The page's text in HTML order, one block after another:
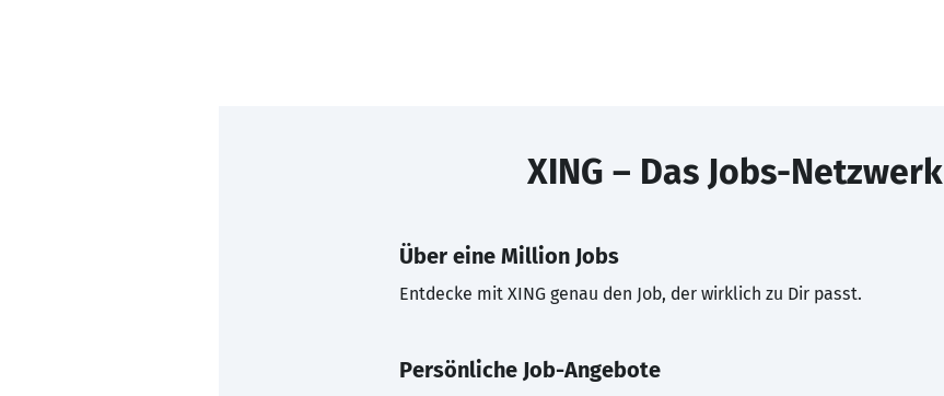
XING – Das Jobs-Netzwerk
Über eine Million Jobs
Entdecke mit XING genau den Job, der wirklich zu Dir passt.
Persönliche Job-Angebote